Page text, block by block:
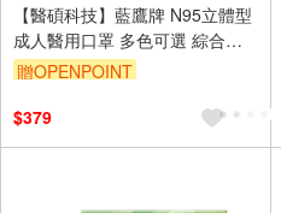
【醫碩科技】藍鷹牌 N95立體型
成人醫用口罩 多色可選 綜合賣
場
贈OPENPOINT
$379